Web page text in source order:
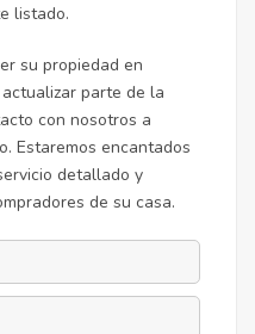
listado.
su propiedad en
parte de la
con nosotros a
Estaremos encantados
detallado y
de su casa.